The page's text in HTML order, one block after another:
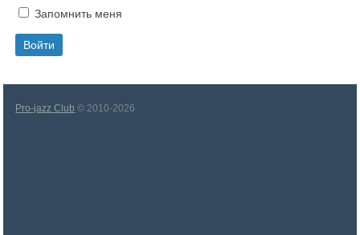
Запомнить меня
Pro-jazz Club © 2010-2026